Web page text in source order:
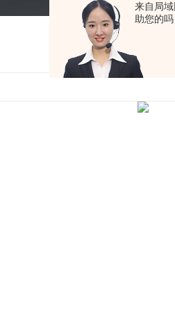
来自局
助您的吗